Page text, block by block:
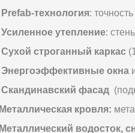
Prefab-технология:
Усиленное утепление:
Сухой строганный каркас
Энергоэффективные окна
Скандинавский фасад
Металлическая кровля:
Металлический водосток,